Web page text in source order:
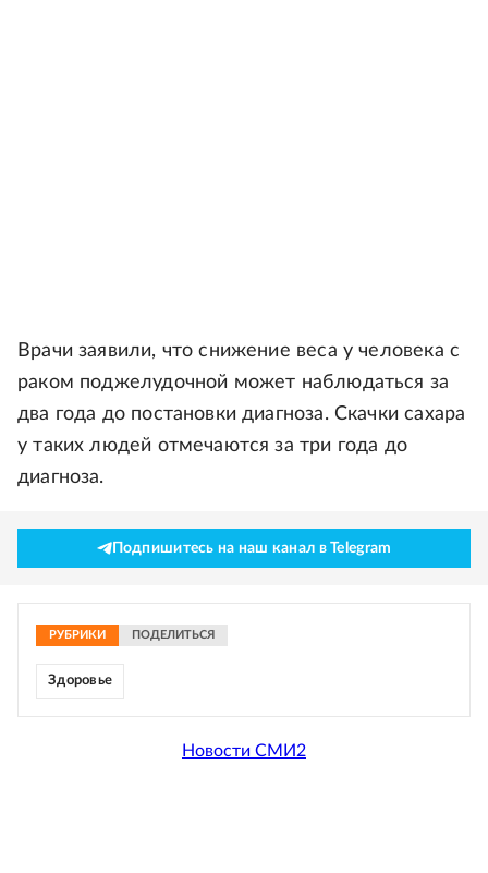
Врачи заявили, что снижение веса у человека с
раком поджелудочной может наблюдаться за
два года до постановки диагноза. Скачки сахара
у таких людей отмечаются за три года до
диагноза.
Подпишитесь на наш канал в Telegram
РУБРИКИ ПОДЕЛИТЬСЯ
Здоровье
Новости СМИ2